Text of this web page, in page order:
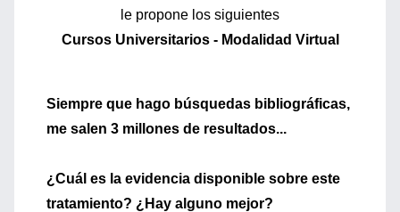
le propone los siguientes
Cursos Universitarios - Modalidad Virtual
Siempre que hago búsquedas bibliográficas,
me salen 3 millones de resultados...
¿Cuál es la evidencia disponible sobre este
tratamiento? ¿Hay alguno mejor?